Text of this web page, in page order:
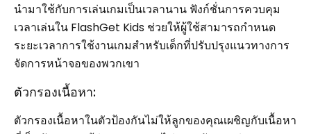
นำมาใช้กับการเล่นเกมเป็นเวลานาน ฟังก์ชั่นการควบคุม
เวลาเล่นใน FlashGet Kids ช่วยให้ผู้ใช้สามารถกำหนด
ระยะเวลาการใช้งานเกมสำหรับเด็กที่ปรับปรุงแนวทางการ
จัดการหน้าจอของพวกเขา
ตัวกรองเนื้อหา:
ตัวกรองเนื้อหาในตัวป้องกันไม่ให้ลูกของคุณเผชิญกับเนื้อหา